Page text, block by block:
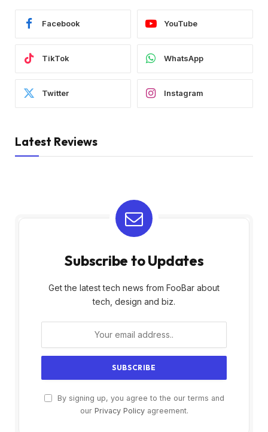
Facebook YouTube
TikTok WhatsApp
Twitter Instagram
Latest Reviews
Subscribe to Updates
Get the latest tech news from FooBar about
tech, design and biz.
By signing up, you agree to the our terms and
our Privacy Policyagreement.